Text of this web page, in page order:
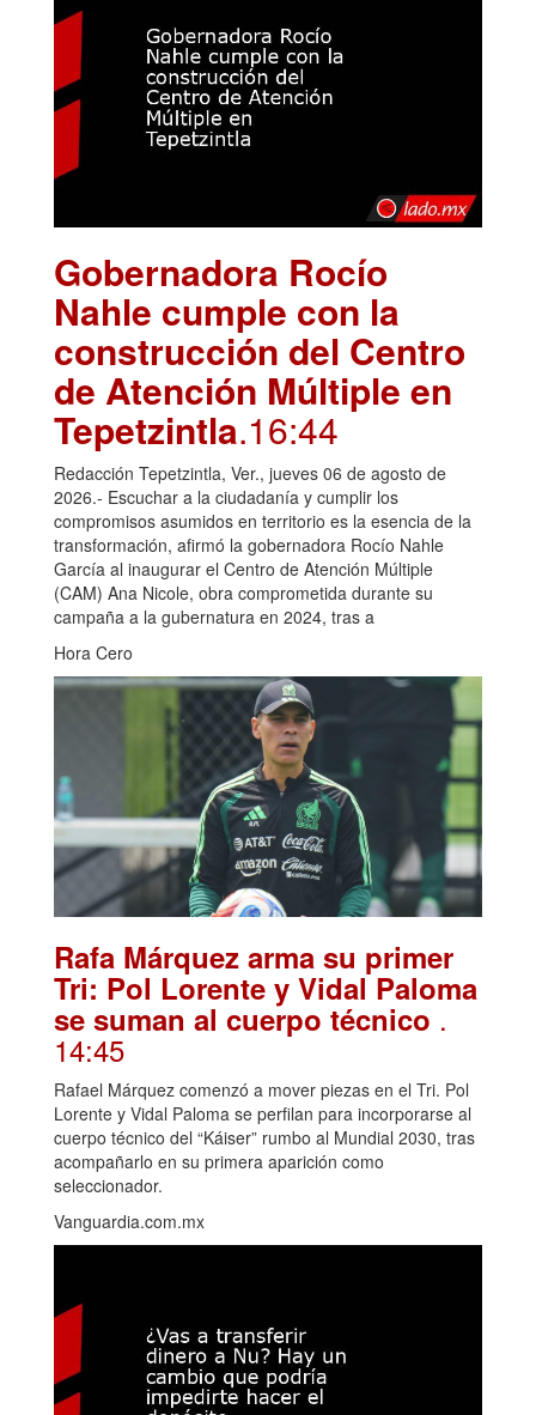
Gobernadora Rocío
Nahle cumple con la
construcción del Centro
de Atención Múltiple en
Tepetzintla.16:44
Redacción Tepetzintla, Ver., jueves 06 de agosto de
2026.- Escuchar a la ciudadanía y cumplir los
compromisos asumidos en territorio es la esencia de la
transformación, afirmó la gobernadora Rocío Nahle
García al inaugurar el Centro de Atención Múltiple
(CAM) Ana Nicole, obra comprometida durante su
campaña a la gubernatura en 2024, tras a
Hora Cero
Rafa Márquez arma su primer
Tri: Pol Lorente y Vidal Paloma
se suman al cuerpo técnico .
14:45
Rafael Márquez comenzó a mover piezas en el Tri. Pol
Lorente y Vidal Paloma se perfilan para incorporarse al
cuerpo técnico del “Káiser” rumbo al Mundial 2030, tras
acompañarlo en su primera aparición como
seleccionador.
Vanguardia.com.mx